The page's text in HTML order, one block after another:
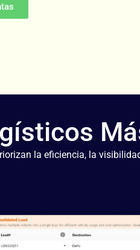
la eficiencia, la